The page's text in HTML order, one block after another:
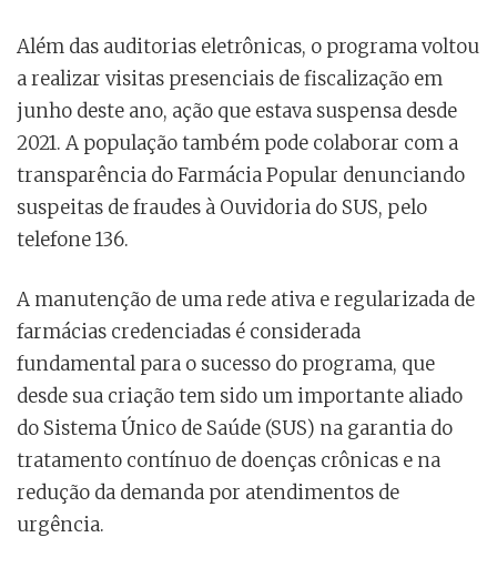
Além das auditorias eletrônicas, o programa voltou
a realizar visitas presenciais de fiscalização em
junho deste ano, ação que estava suspensa desde
2021. A população também pode colaborar com a
transparência do Farmácia Popular denunciando
suspeitas de fraudes à Ouvidoria do SUS, pelo
telefone 136.
A manutenção de uma rede ativa e regularizada de
farmácias credenciadas é considerada
fundamental para o sucesso do programa, que
desde sua criação tem sido um importante aliado
do Sistema Único de Saúde (SUS) na garantia do
tratamento contínuo de doenças crônicas e na
redução da demanda por atendimentos de
urgência.